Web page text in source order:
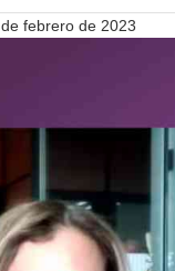
febrero de 2023